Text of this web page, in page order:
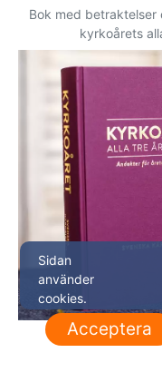
Bok med
kyrkoårets
Sidan
använder
cookies.
Acceptera